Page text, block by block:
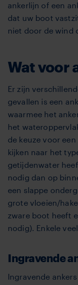
ankerlijn of een
dat uw boot
niet door de wind
Wat voor
Er zijn
gevallen is een
waarmee het
het
de keuze voor
kijken naar het
getijdenwater
nodig dan op
een slappe
grote vloeien/
zware boot heeft
nodig). Enkele
Ingravende
Ingravende